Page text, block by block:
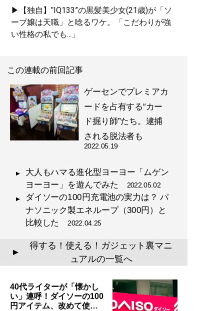
▶【独自】‟IQ133”の黒髪美少女(21歳)が「ソ
ープ嬢は天職」と唸るワケ。「こだわりが強
い性格の私でも...」
この連載の前回記事
ゲーセンでプレミアカ
ードを占有する“カー
ド掘り師”たち。逮捕
される脱法者も
2022.05.19
大人もハマる進化型ヨーヨー「ムゲン
ヨーヨー」を遊んでみた
2022.05.02
ダイソーの100円充電池の実力は？ パ
ナソニック製エネループ（300円）と
比較した 2022.04.25
▲
得する！使える！ガジェット裏マニ
ュアルの一覧へ
40代ライターが「懐かし
い」連呼！ダイソーの100
円アイテム、改めて使…